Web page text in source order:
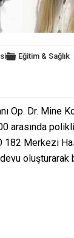
Eğitim & Sağlık
Op. Dr. Mine
arasında
182 Merkezi
oluşturarak